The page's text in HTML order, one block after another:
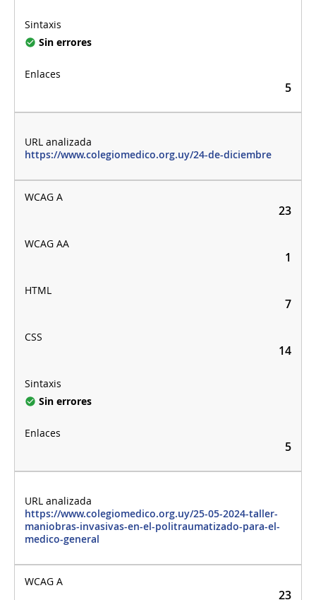
Sin errores
5
https://www.colegiomedico.org.uy/24-de-diciembre
23
1
7
14
Sin errores
5
https://www.colegiomedico.org.uy/25-05-2024-taller-
maniobras-invasivas-en-el-politraumatizado-para-el-
medico-general
23